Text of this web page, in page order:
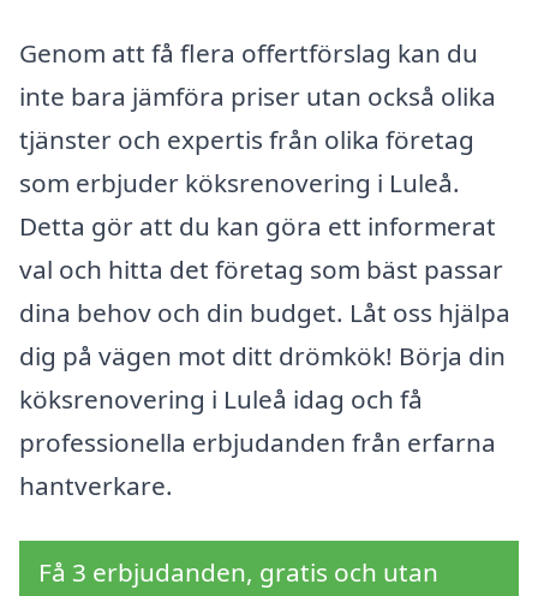
Genom att få flera offertförslag kan du
inte bara jämföra priser utan också olika
tjänster och expertis från olika företag
som erbjuder köksrenovering i Luleå.
Detta gör att du kan göra ett informerat
val och hitta det företag som bäst passar
dina behov och din budget. Låt oss hjälpa
dig på vägen mot ditt drömkök! Börja din
köksrenovering i Luleå idag och få
professionella erbjudanden från erfarna
hantverkare.
Få 3 erbjudanden, gratis och utan